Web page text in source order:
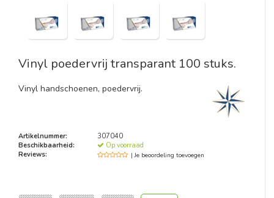
Vinyl poedervrij transparant 100 stuks.
Vinyl handschoenen, poedervrij.
Artikelnummer:
307040
Beschikbaarheid:
Op voorraad
Reviews:
| Je beoordeling toevoegen